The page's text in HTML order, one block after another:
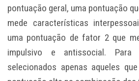
pontuação geral, uma pontuação
mede características
uma pontuação de fator 2 que
impulsivo e antissocial.
selecionados apenas aqueles